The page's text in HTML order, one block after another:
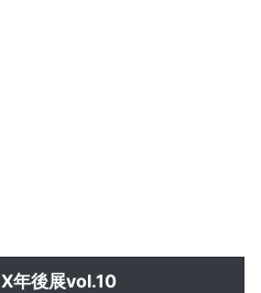
X年後展vol.10